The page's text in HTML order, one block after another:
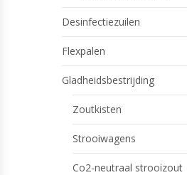
Desinfectiezuilen
Flexpalen
Gladheidsbestrijding
Zoutkisten
Strooiwagens
Co2-neutraal strooizout